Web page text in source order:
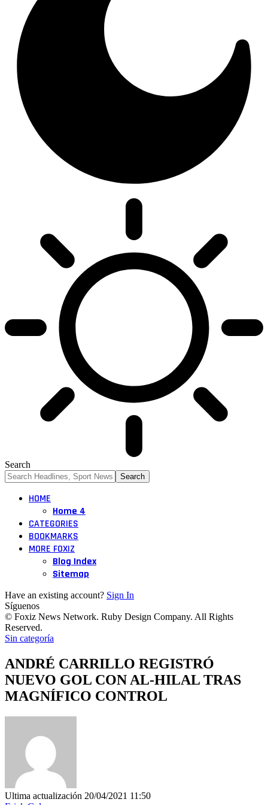
Search
HOME
Home 4
CATEGORIES
BOOKMARKS
MORE FOXIZ
Blog Index
Sitemap
Have an existing account? Sign In
Síguenos
© Foxiz News Network. Ruby Design Company. All Rights
Reserved.
Sin categoría
ANDRÉ CARRILLO REGISTRÓ
NUEVO GOL CON AL-HILAL TRAS
MAGNÍFICO CONTROL
Ultima actualización 20/04/2021 11:50